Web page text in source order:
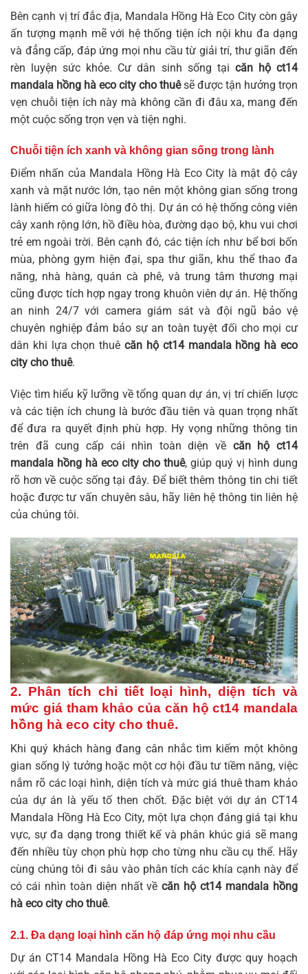
Bên cạnh vị trí đắc địa, Mandala Hồng Hà Eco City còn gây
ấn tượng mạnh mẽ với hệ thống tiện ích nội khu đa dạng
và đẳng cấp, đáp ứng mọi nhu cầu từ giải trí, thư giãn đến
rèn luyện sức khỏe. Cư dân sinh sống tại căn hộ ct14
mandala hồng hà eco city cho thuêsẽ được tận hưởng trọn
vẹn chuỗi tiện ích này mà không cần đi đâu xa, mang đến
một cuộc sống trọn vẹn và tiện nghi.
Chuỗi tiện ích xanh và không gian sống trong lành
Điểm nhấn của Mandala Hồng Hà Eco City là mật độ cây
xanh và mặt nước lớn, tạo nên một không gian sống trong
lành hiếm có giữa lòng đô thị. Dự án có hệ thống công viên
cây xanh rộng lớn, hồ điều hòa, đường dạo bộ, khu vui chơi
trẻ em ngoài trời. Bên cạnh đó, các tiện ích như bể bơi bốn
mùa, phòng gym hiện đại, spa thư giãn, khu thể thao đa
năng, nhà hàng, quán cà phê, và trung tâm thương mại
cũng được tích hợp ngay trong khuôn viên dự án. Hệ thống
an ninh 24/7 với camera giám sát và đội ngũ bảo vệ
chuyên nghiệp đảm bảo sự an toàn tuyệt đối cho mọi cư
dân khi lựa chọn thuêcăn hộ ct14 mandala hồng hà eco
city cho thuê.
Việc tìm hiểu kỹ lưỡng về tổng quan dự án, vị trí chiến lược
và các tiện ích chung là bước đầu tiên và quan trọng nhất
để đưa ra quyết định phù hợp. Hy vọng những thông tin
trên đã cung cấp cái nhìn toàn diện về căn hộ ct14
mandala hồng hà eco city cho thuê, giúp quý vị hình dung
rõ hơn về cuộc sống tại đây. Để biết thêm thông tin chi tiết
hoặc được tư vấn chuyên sâu, hãy liên hệ thông tin liên hệ
của chúng tôi.
2. Phân tích chi tiết loại hình, diện tích và
mức giá tham khảo của căn hộ ct14 mandala
hồng hà eco city cho thuê.
Khi quý khách hàng đang cân nhắc tìm kiếm một không
gian sống lý tưởng hoặc một cơ hội đầu tư tiềm năng, việc
nắm rõ các loại hình, diện tích và mức giá thuê tham khảo
của dự án là yếu tố then chốt. Đặc biệt với dự án CT14
Mandala Hồng Hà Eco City, một lựa chọn đáng giá tại khu
vực, sự đa dạng trong thiết kế và phân khúc giá sẽ mang
đến nhiều tùy chọn phù hợp cho từng nhu cầu cụ thể. Hãy
cùng chúng tôi đi sâu vào phân tích các khía cạnh này để
có cái nhìn toàn diện nhất vềcăn hộ ct14 mandala hồng
hà eco city cho thuê.
2.1. Đa dạng loại hình căn hộ đáp ứng mọi nhu cầu
Dự án CT14 Mandala Hồng Hà Eco City được quy hoạch